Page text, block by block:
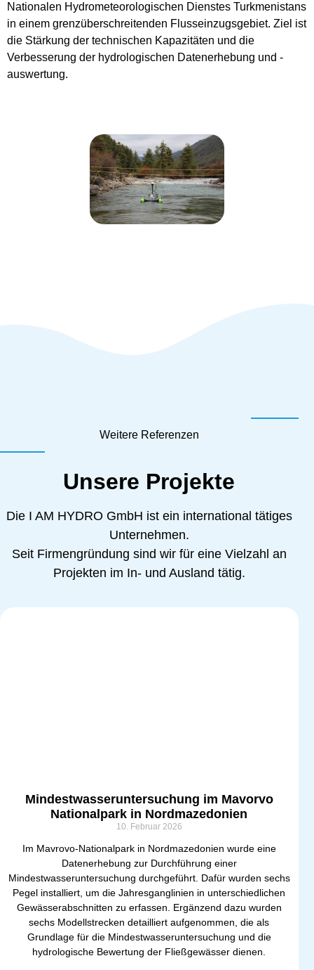
Nationalen Hydrometeorologischen Dienstes Turkmenistans
in einem grenzüberschreitenden Flusseinzugsgebiet. Ziel ist
die Stärkung der technischen Kapazitäten und die
Verbesserung der hydrologischen Datenerhebung und -
auswertung.
Weitere Referenzen
Unsere Projekte
Die I AM HYDRO GmbH ist ein international tätiges
Unternehmen.
Seit Firmengründung sind wir für eine Vielzahl an
Projekten im In- und Ausland tätig.
Mindestwasseruntersuchung im Mavorvo
Nationalpark in Nordmazedonien
10. Februar 2026
Im Mavrovo-Nationalpark in Nordmazedonien wurde eine
Datenerhebung zur Durchführung einer
Mindestwasseruntersuchung durchgeführt. Dafür wurden sechs
Pegel installiert, um die Jahresganglinien in unterschiedlichen
Gewässerabschnitten zu erfassen. Ergänzend dazu wurden
sechs Modellstrecken detailliert aufgenommen, die als
Grundlage für die Mindestwasseruntersuchung und die
hydrologische Bewertung der Fließgewässer dienen.